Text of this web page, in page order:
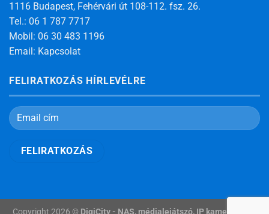
1116 Budapest, Fehérvári út 108-112. fsz. 26.
Tel.: 06 1 787 7717
Mobil: 06 30 483 1196
Email: Kapcsolat
FELIRATKOZÁS HÍRLEVÉLRE